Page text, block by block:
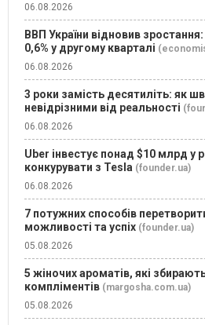
06.08.2026
ВВП України відновив
0,6% у другому кварталі
06.08.2026
3 роки замість десятиліть: як
невідрізними від реальності
06.08.2026
Uber інвестує понад $10 млрд у
конкурувати з Tesla (founder.ua)
06.08.2026
7 потужних способів
можливості та успіх (founder.ua)
05.08.2026
5 жіночих ароматів, які
компліментів (margosha.com.ua)
05.08.2026